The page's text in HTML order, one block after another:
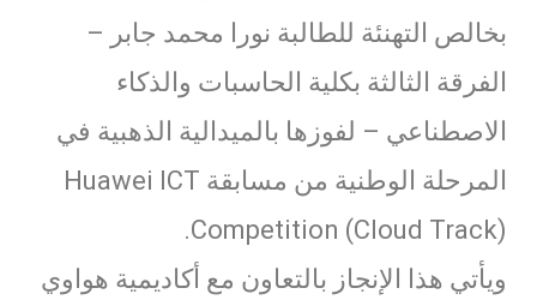
بخالص التهنئة للطالبة نورا محمد جابر –
الفرقة الثالثة بكلية الحاسبات والذكاء
الاصطناعي – لفوزها بالميدالية الذهبية في
المرحلة الوطنية من مسابقة Huawei ICT
Competition (Cloud Track).
ويأتي هذا الإنجاز بالتعاون مع أكاديمية هواوي